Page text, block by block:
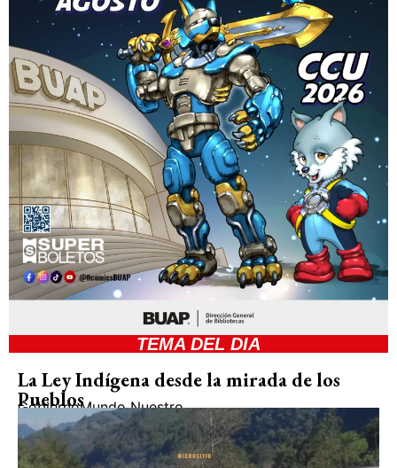
TEMA DEL DIA
La Ley Indígena desde la mirada de los
Pueblos
GobiernoMundo Nuestro